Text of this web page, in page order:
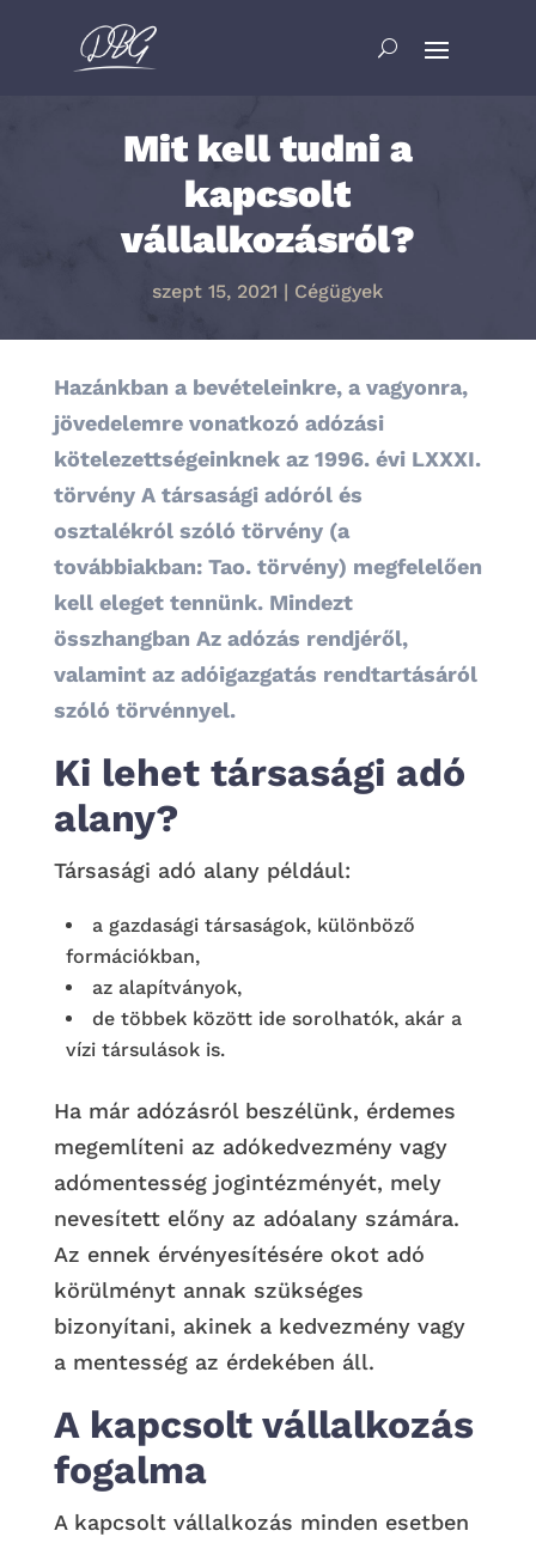
Mit kell tudni a
kapcsolt
vállalkozásról?
szept 15, 2021 | Cégügyek
Hazánkban a bevételeinkre, a vagyonra,
jövedelemre vonatkozó adózási
kötelezettségeinknek az 1996. évi LXXXI.
törvény A társasági adóról és
osztalékról szóló törvény (a
továbbiakban: Tao. törvény) megfelelően
kell eleget tennünk. Mindezt
összhangban Az adózás rendjéről,
valamint az adóigazgatás rendtartásáról
szóló törvénnyel.
Ki lehet társasági adó
alany?
Társasági adó alany például:
a gazdasági társaságok, különböző
formációkban,
az alapítványok,
de többek között ide sorolhatók, akár a
vízi társulások is.
Ha már adózásról beszélünk, érdemes
megemlíteni az adókedvezmény vagy
adómentesség jogintézményét, mely
nevesített előny az adóalany számára.
Az ennek érvényesítésére okot adó
körülményt annak szükséges
bizonyítani, akinek a kedvezmény vagy
a mentesség az érdekében áll.
A kapcsolt vállalkozás
fogalma
A kapcsolt vállalkozás minden esetben